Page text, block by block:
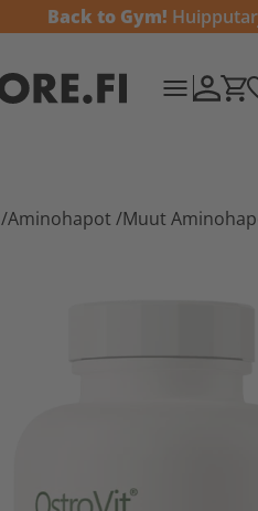
Back to Gym!
/Aminohapot /Muut